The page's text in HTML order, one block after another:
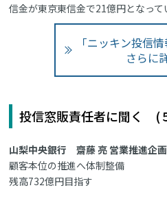
信金が東京東信金で21億円となって
「ニッキン投信
さらに
投信窓販責任者に聞く (
山梨中央銀行 齋藤 亮 営業推進企
顧客本位の推進へ体制整備
残高732億円目指す